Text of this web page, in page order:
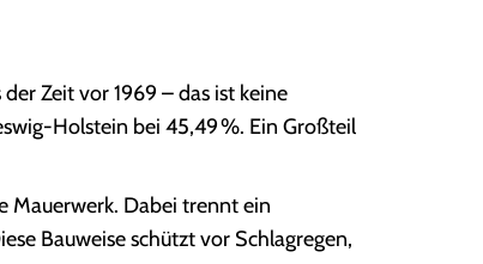
Zeit vor 1969 – das ist keine
Holstein bei 45,49 %. Ein Großteil
Mauerwerk. Dabei trennt ein
Bauweise schützt vor Schlagregen,